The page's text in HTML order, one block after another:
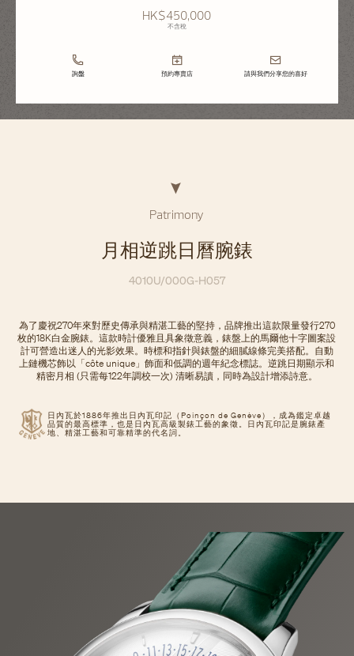
HK$450,000
不含稅
詢盤 預約專賣店 請與我們分享您的喜好
Patrimony
月相逆跳日曆腕錶
4010U/000G-H057
日內瓦於1886年推出日內瓦印記（Poinçon de Genève），成為鑑定卓越
品質的最高標準，也是日內瓦高級製錶工藝的象徵。日內瓦印記是腕錶產
地、精湛工藝和可靠精準的代名詞。
為了慶祝270年來對歷史傳承與精湛工藝的堅持，品牌推出這款限量發行270
枚的18K白金腕錶。這款時計優雅且具象徵意義，錶盤上的馬爾他十字圖案設
計可營造出迷人的光影效果。時標和指針與錶盤的細膩線條完美搭配。自動
上鏈機芯飾以「côte unique」飾面和低調的週年紀念標誌。逆跳日期顯示和
精密月相 (只需每122年調校一次) 清晰易讀，同時為設計增添詩意。